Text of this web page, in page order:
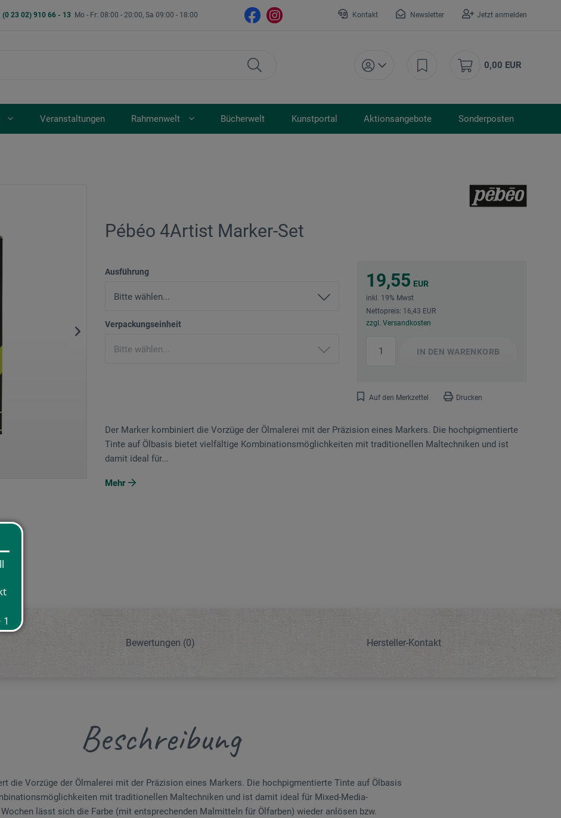
(0 23 02) 910 66 - 13 Mo - Fr: 08:00 - 20:00, Sa 09:00 - 18:00 Kontakt Newsletter Jetzt anmelden
0,00 EUR
Veranstaltungen Rahmenwelt Bücherwelt Kunstportal Aktionsangebote Sonderposten
Pébéo 4Artist Marker-Set
Ausführung
Verpackungseinheit
19,55 EUR
inkl. 19% Mwst
Nettopreis: 16,43 EUR
zzgl. Versandkosten
IN DEN WARENKORB
Auf den Merkzettel Drucken
Der Marker kombiniert die Vorzüge der Ölmalerei mit der Präzision eines Markers. Die hochpigmentierte
Tinte auf Ölbasis bietet vielfältige Kombinationsmöglichkeiten mit traditionellen Maltechniken und ist
damit ideal für...
Mehr
Bewertungen (0) Hersteller-Kontakt
Beschreibung
die Vorzüge der Ölmalerei mit der Präzision eines Markers. Die hochpigmentierte Tinte auf Ölbasis
mit traditionellen Maltechniken und ist damit ideal für Mixed-Media-
lässt sich die Farbe (mit entsprechenden Malmitteln für Ölfarben) wieder anlösen bzw.